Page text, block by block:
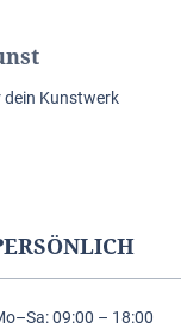
dein Kunstwerk
09:00 – 18:00